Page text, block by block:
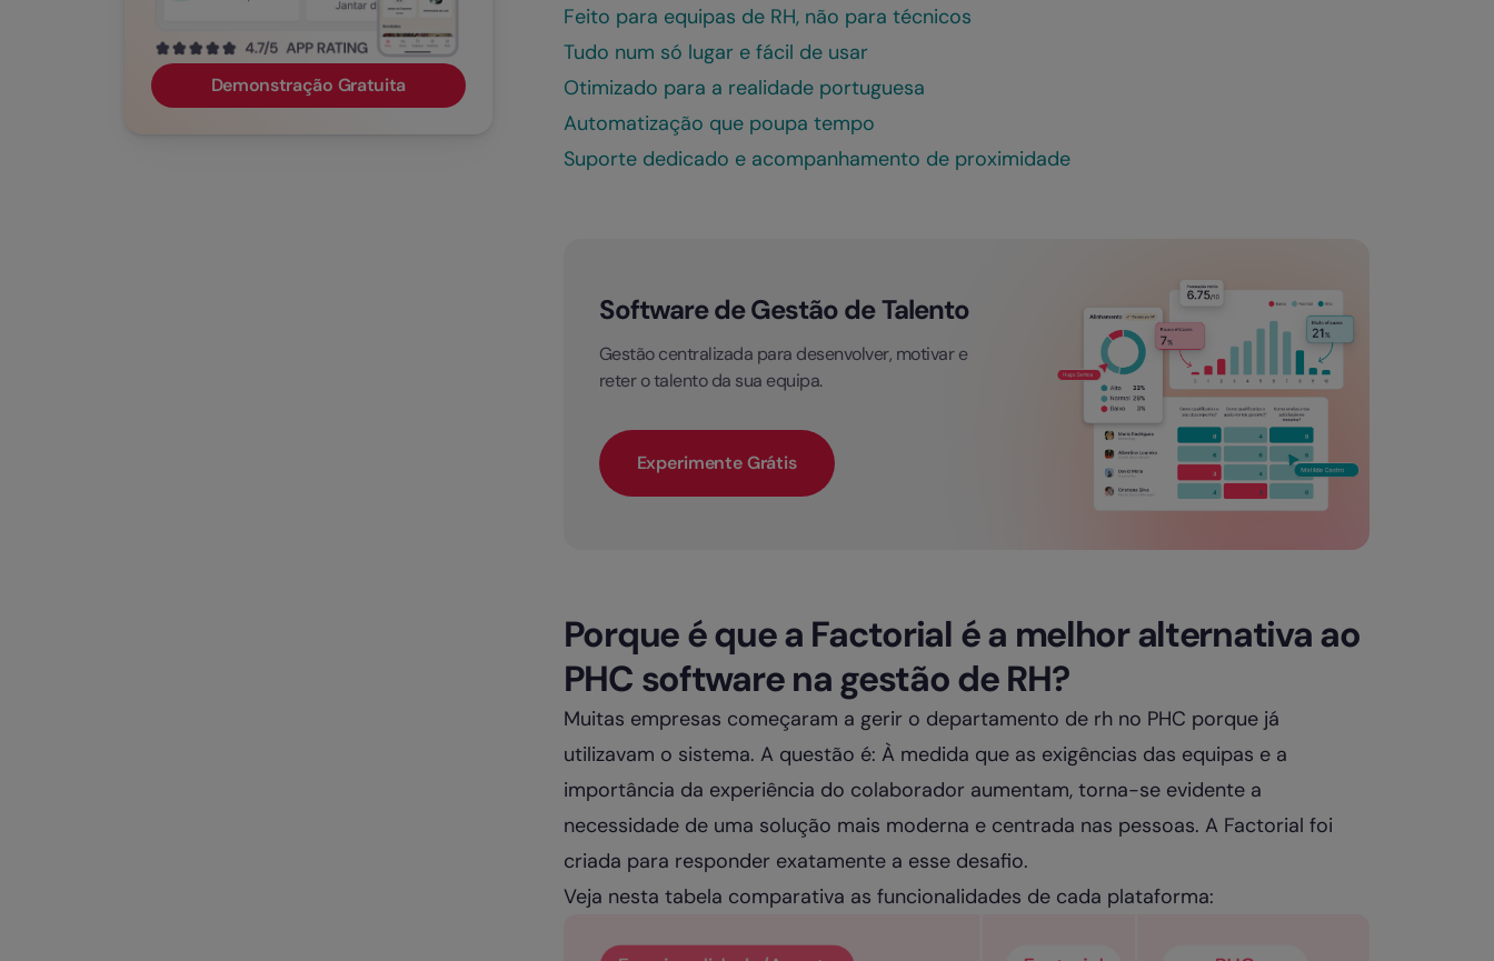
Demonstração Gratuita
Feito para equipas de RH, não para técnicos
Tudo num só lugar e fácil de usar
Otimizado para a realidade portuguesa
Automatização que poupa tempo
Suporte dedicado e acompanhamento de proximidade
Software de Gestão de Talento
Gestão centralizada para desenvolver, motivar e
reter o talento da sua equipa.
Experimente Grátis
Porque é que a Factorial é a melhor alternativa ao
PHC software na gestão de RH?
Muitas empresas começaram a gerir o departamento de rh no PHC porque já
utilizavam o sistema. A questão é: À medida que as exigências das equipas e a
importância da experiência do colaborador aumentam, torna-se evidente a
necessidade de uma solução mais moderna e centrada nas pessoas. A Factorial foi
criada para responder exatamente a esse desafio.
Veja nesta tabela comparativa as funcionalidades de cada plataforma: